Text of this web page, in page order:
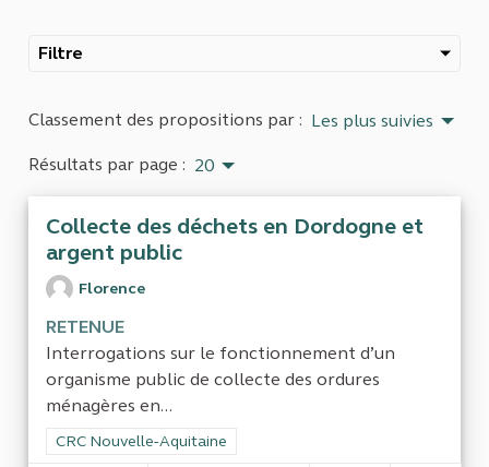
Filtre
Classement des propositions par : Les plus suivies
Résultats par page : 20
Collecte des déchets en Dordogne et
argent public
Florence
RETENUE
Interrogations sur le fonctionnement d’un
organisme public de collecte des ordures
ménagères en...
Filtrer les résultats de la catégorie : CRC Nouvelle-Aquitaine
CRC Nouvelle-Aquitaine